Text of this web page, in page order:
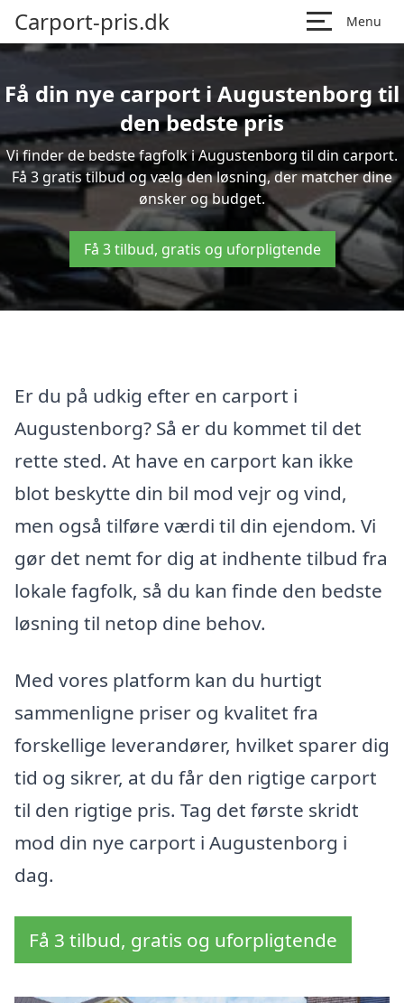
Carport-pris.dk Menu
Få din nye carport i Augustenborg til
den bedste pris
Vi finder de bedste fagfolk i Augustenborg til din carport.
Få 3 gratis tilbud og vælg den løsning, der matcher dine
ønsker og budget.
Få 3 tilbud, gratis og uforpligtende
Er du på udkig efter en carport i
Augustenborg? Så er du kommet til det
rette sted. At have en carport kan ikke
blot beskytte din bil mod vejr og vind,
men også tilføre værdi til din ejendom. Vi
gør det nemt for dig at indhente tilbud fra
lokale fagfolk, så du kan finde den bedste
løsning til netop dine behov.
Med vores platform kan du hurtigt
sammenligne priser og kvalitet fra
forskellige leverandører, hvilket sparer dig
tid og sikrer, at du får den rigtige carport
til den rigtige pris. Tag det første skridt
mod din nye carport i Augustenborg i
dag.
Få 3 tilbud, gratis og uforpligtende